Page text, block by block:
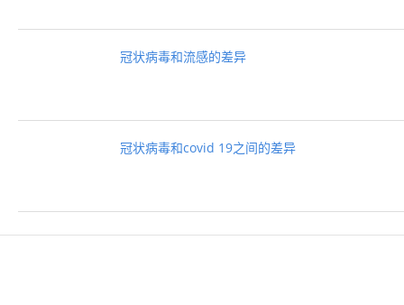
冠状病毒和流感的差异
冠状病毒和covid 19之间的差异